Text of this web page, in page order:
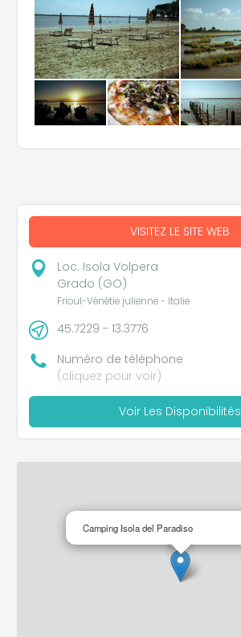
VISITEZ LE SITE WEB
Loc. Isola Volpera
Grado (GO)
Frioul-Vénétie julienne - Italie
45.7229 - 13.3776
Numéro de téléphone
(cliquez pour voir)
Voir Les Disponibilités
Camping Isola del Paradiso